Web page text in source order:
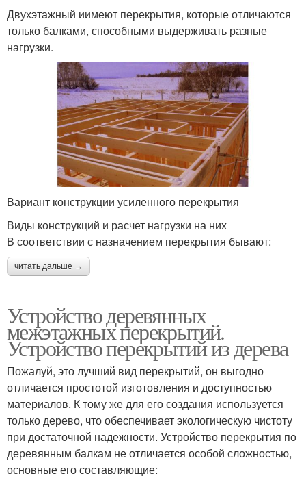
Двухэтажный иимеют перекрытия, которые отличаются
только балками, способными выдерживать разные
нагрузки.
Вариант конструкции усиленного перекрытия
Виды конструкций и расчет нагрузки на них
В соответствии с назначением перекрытия бывают:
читать дальше →
Устройство деревянных
межэтажных перекрытий.
Устройство перекрытий из дерева
Пожалуй, это лучший вид перекрытий, он выгодно
отличается простотой изготовления и доступностью
материалов. К тому же для его создания используется
только дерево, что обеспечивает экологическую чистоту
при достаточной надежности. Устройство перекрытия по
деревянным балкам не отличается особой сложностью,
основные его составляющие: